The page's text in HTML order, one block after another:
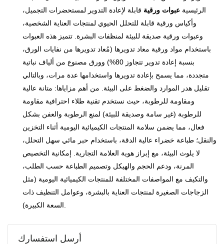
أرسل استفسارك
تُضفي أيضًا مظهرًا فاخرًا ومميزًا
الرئيسية عبوات ورقية قابلة لإعادة التدوير لمستحضرات التجميل،
وأكياس ورقية قابلة للتحلل الحيوي لمنتجات العناية الشخصية،
وعبوات ورقية صديقة للبيئة لمنظفات البشرة. تتميز هذه العبوات
باستخدام مواد ورقية معاد تدويرها (مُعاد تدويرها من نفايات الورق،
بنسبة إعادة تدوير تتجاوز 80%) وورق مصنوع من ألياف نباتية
متجددة، مما يسمح بإعادة تدويرها واستخدامها عدة مرات، وبالتالي
تقليل هدر الموارد والضغط على البيئة. من أهم مزاياها: متانة عالية
ومقاومة للرطوبة، حيث نستخدم تقنية طلاء احترافية مقاومة
للرطوبة (غير سامة وصديقة للبيئة) لمنع الرطوبة والعفن بشكل
فعال، مما يضمن سلامة المنتجات الكيميائية اليومية أثناء التخزين
والنقل؛ طباعة خضراء عالية الدقة، باستخدام حبر مائي سهل التحلل،
لا يلوث البيئة، مع إبراز هوية العلامة التجارية. إمكانية التخصيص
المرنة، ودعم الحجم والهيكل وتصميم الطباعة حسب الطلب،
والتكيف مع المواصفات المختلفة للمنتجات الكيميائية اليومية (مثل
الزجاجات الصغيرة لمنتجات العناية بالبشرة، وعوامل التنظيف ذات